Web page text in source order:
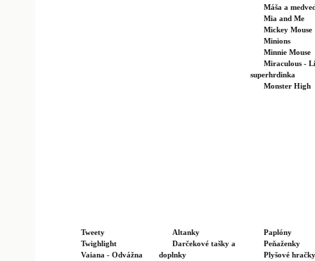
Máša a
Mia and Me
Mickey Mouse
Minions
Minnie Mouse
Miraculous -
superhrdinka
Monster High
Tweety
Twighlight
Vaiana - Odvážna
Altanky
Darčekové tašky a
doplnky
Paplóny
Peňaženky
Plyšové hračky